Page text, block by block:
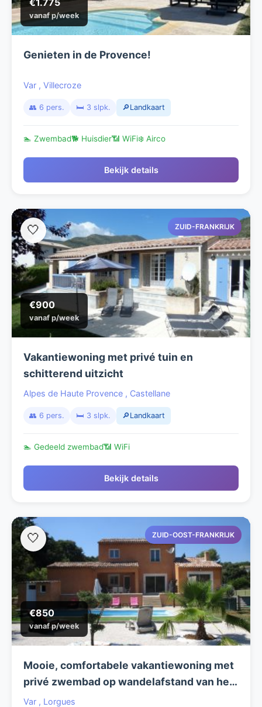
€1.775
vanaf p/week
Genieten in de Provence!
Var , Villecroze
👥 6 pers. 🛏️ 3 slpk. 🔎Landkaart
🏊 Zwembad🐕 Huisdier📶 WiFi❄️ Airco
Bekijk details
ZUID-FRANKRIJK
€900
vanaf p/week
🤍
Vakantiewoning met privé tuin en
schitterend uitzicht
Alpes de Haute Provence , Castellane
👥 6 pers. 🛏️ 3 slpk. 🔎Landkaart
🏊 Gedeeld zwembad📶 WiFi
Bekijk details
ZUID-OOST-FRANKRIJK
€850
vanaf p/week
🤍
Mooie, comfortabele vakantiewoning met
privé zwembad op wandelafstand van het
dorp Lorgues - Provence. Week van 22 tot
Var , Lorgues